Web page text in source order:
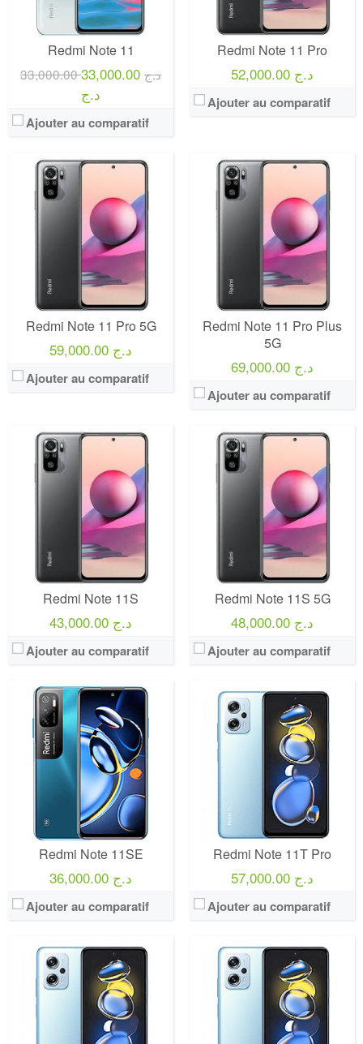
Redmi Note 11
33,000.00 د.ج 33,000.00
د.ج
Ajouter au comparatif
Redmi Note 11 Pro
52,000.00 د.ج
Ajouter au comparatif
Redmi Note 11 Pro 5G
59,000.00 د.ج
Ajouter au comparatif
Redmi Note 11 Pro Plus
5G
69,000.00 د.ج
Ajouter au comparatif
Redmi Note 11S
43,000.00 د.ج
Ajouter au comparatif
Redmi Note 11S 5G
48,000.00 د.ج
Ajouter au comparatif
Redmi Note 11SE
36,000.00 د.ج
Ajouter au comparatif
Redmi Note 11T Pro
57,000.00 د.ج
Ajouter au comparatif